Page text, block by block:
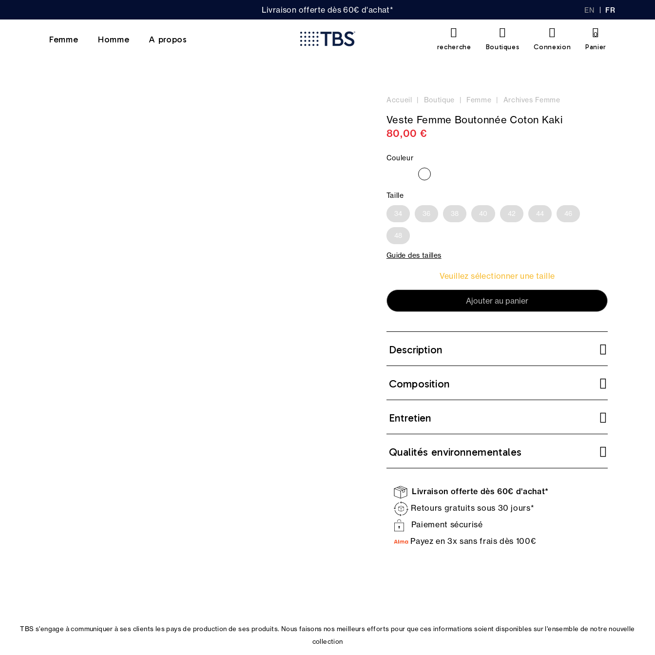
Livraison offerte dès 60€ d'achat* EN FR
Femme Homme A propos
recherche Boutiques Connexion Panier
0
Accueil Boutique Femme Archives Femme
Veste Femme Boutonnée Coton Kaki
80,00 €
Couleur
Taille
34 36 38 40 42 44 46
48
Guide des tailles
Veuillez sélectionner une taille
Ajouter au panier
Description
Composition
Entretien
Qualités environnementales
Livraison offerte dès 60€ d'achat*
Retours gratuits sous 30 jours*
Paiement sécurisé
Payez en 3x sans frais dès 100€
TBS s'engage à communiquer à ses clients les pays de production de ses produits. Nous faisons nos meilleurs efforts pour que ces informations soient disponibles sur l'ensemble de notre nouvelle
collection